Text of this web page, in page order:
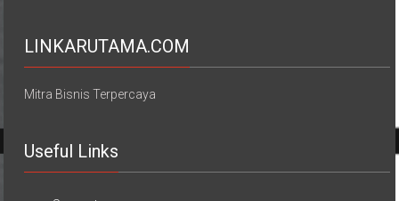
LINKARUTAMA.COM
Mitra Bisnis Terpercaya
Useful Links